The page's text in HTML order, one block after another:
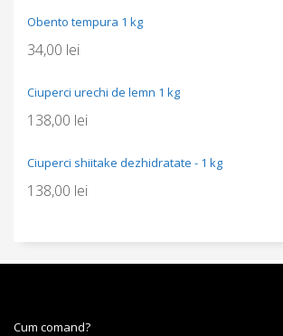
Obento tempura 1 kg
34,00 lei
Ciuperci urechi de lemn 1 kg
138,00 lei
Ciuperci shiitake dezhidratate - 1 kg
138,00 lei
Cum comand?